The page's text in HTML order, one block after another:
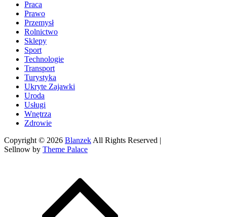
Praca
Prawo
Przemysł
Rolnictwo
Sklepy
Sport
Technologie
Transport
Turystyka
Ukryte Zajawki
Uroda
Usługi
Wnętrza
Zdrowie
Copyright © 2026 Blanzek All Rights Reserved |
Sellnow by Theme Palace